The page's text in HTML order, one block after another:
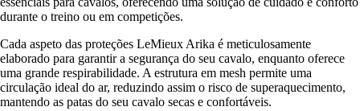
durante o treino ou em competições.
Cada aspeto das proteções LeMieux Arika é meticulosamente
elaborado para garantir a segurança do seu cavalo, enquanto oferece
uma grande respirabilidade. A estrutura em mesh permite uma
circulação ideal do ar, reduzindo assim o risco de superaquecimento,
mantendo as patas do seu cavalo secas e confortáveis.